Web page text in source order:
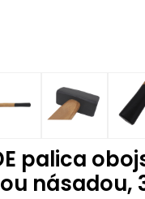
palica
násadou,